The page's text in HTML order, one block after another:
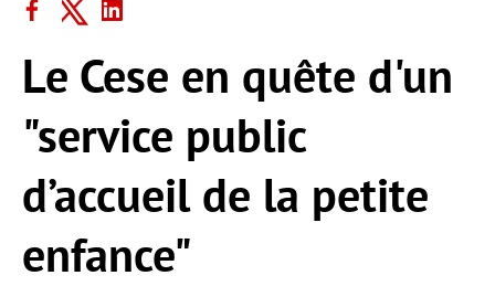
Le Cese en quête d'un
"service public
d’accueil de la petite
enfance"